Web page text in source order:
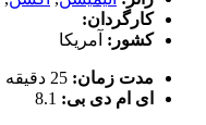
کارگردان:
کشور: آمریکا
مدت زمان: 25 دقیقه
ای ام دی بی: 8.1